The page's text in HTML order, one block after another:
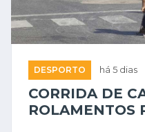
DESPORTO há 5 dias
CORRIDA DE
ROLAMENTOS